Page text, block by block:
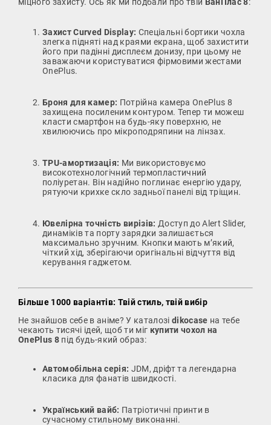
Захист Curved Display: Спеціальні бортики чохла
злегка підняті над краями екрана, щоб захистити
його при падінні дисплеєм донизу, при цьому не
заважаючи користуватися фірмовими жестами
OnePlus.
Броня для камер: Потрійна камера OnePlus 8
захищена посиленим контуром. Тепер ти можеш
класти смартфон на будь-яку поверхню, не
хвилюючись про мікроподряпини на лінзах.
TPU-амортизація: Ми використовуємо
високотехнологічний термопластичний
поліуретан. Він надійно поглинає енергію удару,
рятуючи крихке скло задньої панелі від тріщин.
Ювелірна точність вирізів: Доступ до Alert Slider,
динаміків та порту зарядки залишається
максимально зручним. Кнопки мають м’який,
чіткий хід, зберігаючи оригінальні відчуття від
керування гаджетом.
Більше 1000 варіантів: Твій стиль, твій вибір
Не знайшов себе в аніме? У каталозі dikocase на тебе
чекають тисячі ідей, щоб ти міг купити чохол на
OnePlus 8 під будь-який образ:
Автомобільна серія: JDM, дріфт та легендарна
класика для фанатів швидкості.
Український вайб: Патріотичні принти в
сучасному стильному виконанні.